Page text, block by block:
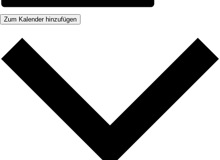
Zum Kalender hinzufügen